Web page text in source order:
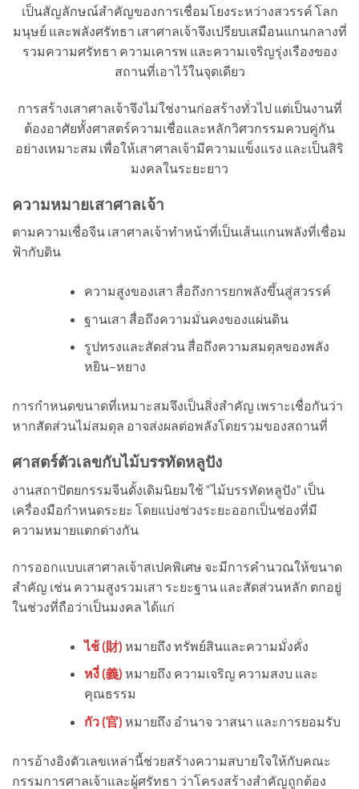
เป็นสัญลักษณ์สำคัญของการเชื่อมโยงระหว่างสวรรค์ โลก
มนุษย์ และพลังศรัทธา เสาศาลเจ้าจึงเปรียบเสมือนแกนกลางที่
รวมความศรัทธา ความเคารพ และความเจริญรุ่งเรืองของ
สถานที่เอาไว้ในจุดเดียว
การสร้างเสาศาลเจ้าจึงไม่ใช่งานก่อสร้างทั่วไป แต่เป็นงานที่
ต้องอาศัยทั้งศาสตร์ความเชื่อและหลักวิศวกรรมควบคู่กัน
อย่างเหมาะสม เพื่อให้เสาศาลเจ้ามีความแข็งแรง และเป็นสิริ
มงคลในระยะยาว
ความหมายเสาศาลเจ้า
ตามความเชื่อจีน เสาศาลเจ้าทำหน้าที่เป็นเส้นแกนพลังที่เชื่อม
ฟ้ากับดิน
ความสูงของเสา สื่อถึงการยกพลังขึ้นสู่สวรรค์
ฐานเสา สื่อถึงความมั่นคงของแผ่นดิน
รูปทรงและสัดส่วน สื่อถึงความสมดุลของพลัง
หยิน–หยาง
การกำหนดขนาดที่เหมาะสมจึงเป็นสิ่งสำคัญ เพราะเชื่อกันว่า
หากสัดส่วนไม่สมดุล อาจส่งผลต่อพลังโดยรวมของสถานที่
ศาสตร์ตัวเลขกับไม้บรรทัดหลูปัง
งานสถาปัตยกรรมจีนดั้งเดิมนิยมใช้ “ไม้บรรทัดหลูปัง” เป็น
เครื่องมือกำหนดระยะ โดยแบ่งช่วงระยะออกเป็นช่องที่มี
ความหมายแตกต่างกัน
การออกแบบเสาศาลเจ้าสเปคพิเศษ จะมีการคำนวณให้ขนาด
สำคัญ เช่น ความสูงรวมเสา ระยะฐาน และสัดส่วนหลัก ตกอยู่
ในช่วงที่ถือว่าเป็นมงคล ได้แก่
ไช้ (財) หมายถึง ทรัพย์สินและความมั่งคั่ง
หงี่ (義) หมายถึง ความเจริญ ความสงบ และ
คุณธรรม
กัว (官) หมายถึง อำนาจ วาสนา และการยอมรับ
การอ้างอิงตัวเลขเหล่านี้ช่วยสร้างความสบายใจให้กับคณะ
กรรมการศาลเจ้าและผู้ศรัทธา ว่าโครงสร้างสำคัญถูกต้อง